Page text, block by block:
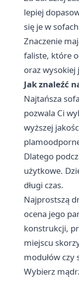
lepiej
się je w
Znaczenie
faliste, które
oraz wysokiej
Jak znaleźć
Najtańsza
pozwala Ci
wyższej
Dlatego
użytkowe.
długi czas.
Najprostszą
ocena jego
konstrukcji,
miejscu
modułów
Wybierz